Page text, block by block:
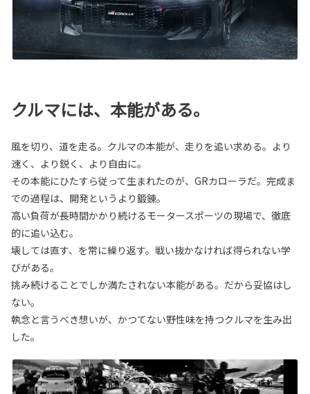
クルマには、本能がある。
風を切り、道を走る。クルマの本能が、走りを追い求める。より
速く、より鋭く、より自由に。
その本能にひたすら従って生まれたのが、GRカローラだ。完成ま
での過程は、開発というより鍛錬。
高い負荷が長時間かかり続けるモータースポーツの現場で、徹底
的に追い込む。
壊しては直す、を常に繰り返す。戦い抜かなければ得られない学
びがある。
挑み続けることでしか満たされない本能がある。だから妥協はし
ない。
執念と言うべき想いが、かつてない野性味を持つクルマを生み出
した。